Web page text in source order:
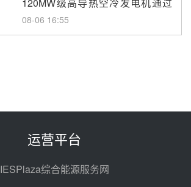
120MW级高导热空冷发电机通过
型式试验
08-06 16:55
100MW光工程性能试验采购
光热示范电站二列蒸汽发生器设备
运营平台
IESPlaza综合能源服务网